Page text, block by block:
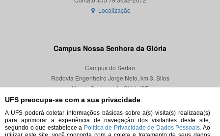
UFS preocupa-se com a sua privacidade
A UFS poderá coletar informações básicas sobre a(s) visita(s) realizada(s)
para aprimorar a experiência de navegação dos visitantes deste site,
segundo o que estabelece a Política de Privacidade de Dados Pessoais. Ao
Localização
Campus Nossa Senhora da Glória
Campus do Sertão
Rodovia Engenheiro Jorge Neto, km 3, Silos
Nossa Senhora da Glória/SE
CEP 49680-000
Localização